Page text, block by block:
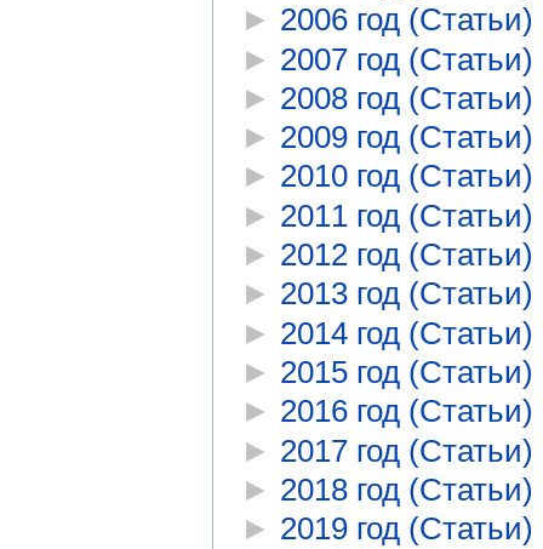
► 2006 год (Статьи)
► 2007 год (Статьи)
► 2008 год (Статьи)
► 2009 год (Статьи)
► 2010 год (Статьи)
► 2011 год (Статьи)
► 2012 год (Статьи)
► 2013 год (Статьи)
► 2014 год (Статьи)
► 2015 год (Статьи)
► 2016 год (Статьи)
► 2017 год (Статьи)
► 2018 год (Статьи)
► 2019 год (Статьи)